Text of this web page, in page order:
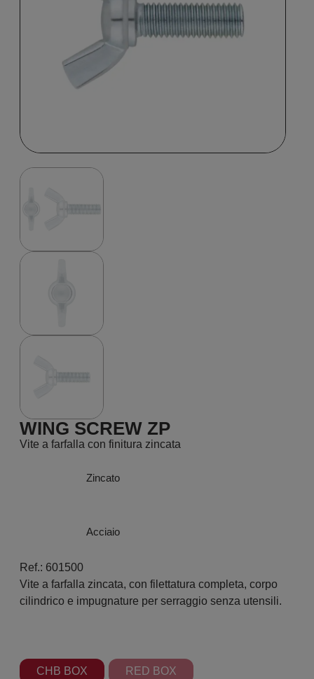
WING SCREW ZP
Vite a farfalla con finitura zincata
Zincato
Acciaio
Ref.: 601500
Vite a farfalla zincata, con filettatura completa, corpo
cilindrico e impugnature per serraggio senza utensili.
CHB BOX RED BOX